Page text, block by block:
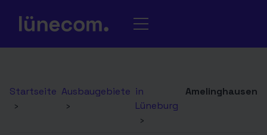
Startseite
›
Ausbaugebiete
›
in
Lüneburg
›
Amelinghausen